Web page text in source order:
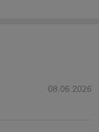
08.06.2026